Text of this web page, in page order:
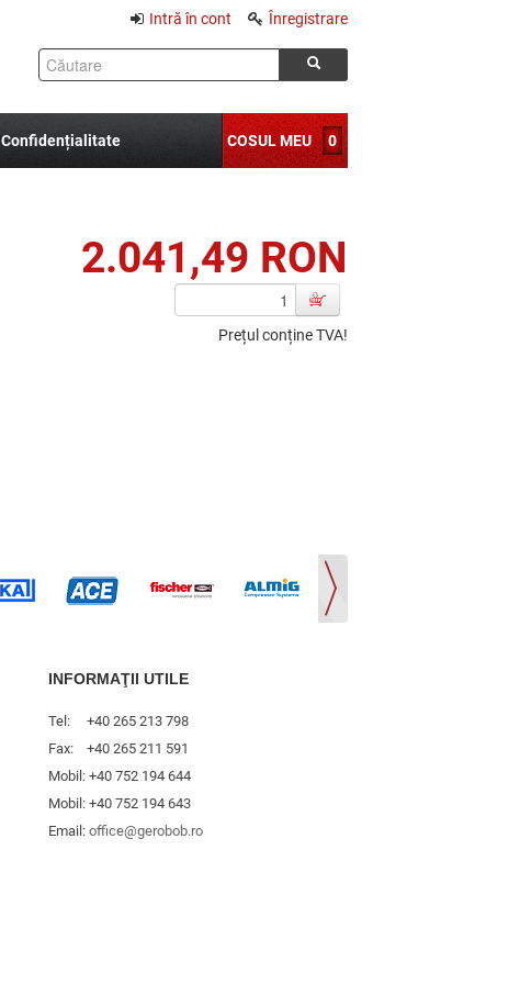
Înregistrare
Intră în cont
Confidențialitate COSUL MEU 0
2.041,49 RON
Prețul conține TVA!
INFORMAŢII UTILE
Tel: +40 265 213 798
Fax: +40 265 211 591
Mobil: +40 752 194 644
Mobil: +40 752 194 643
Email:office@gerobob.ro